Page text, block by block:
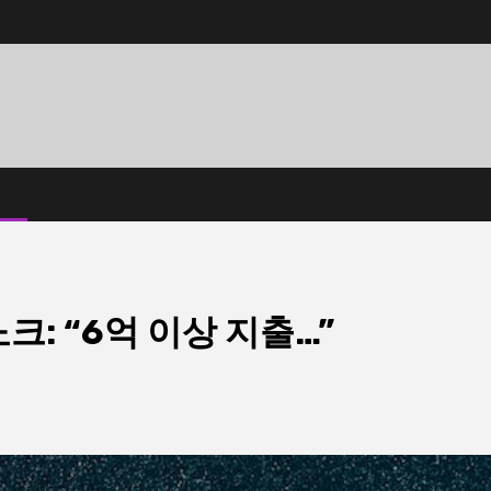
: “6억 이상 지출…”